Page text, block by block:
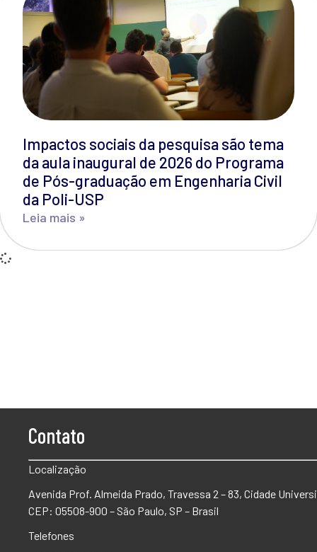
Impactos sociais da pesquisa são tema
da aula inaugural de 2026 do Programa
de Pós-graduação em Engenharia Civil
da Poli-USP
Leia mais »
Contato
Localização
Avenida Prof. Almeida Prado, Travessa 2 – 83, Cidade
CEP: 05508-900 – São Paulo, SP – Brasil
Telefones